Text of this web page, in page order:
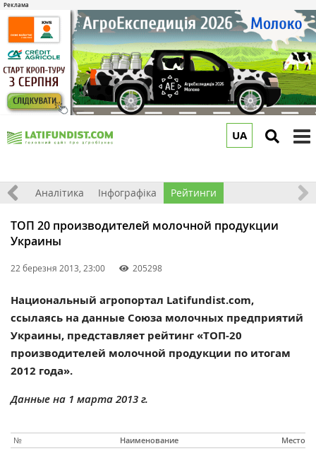
UA
Аналітика Інфографіка Рейтинги
ТОП 20 производителей молочной продукции
Украины
22 березня 2013, 23:00 205298
Национальный агропортал Latifundist.com,
ссылаясь на данные Союза молочных предприятий
Украины, представляет рейтинг «ТОП-20
производителей молочной продукции по итогам
2012 года».
Данные на 1 марта 2013 г.
№ Наименование Место